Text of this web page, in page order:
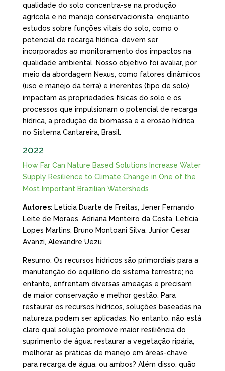
qualidade do solo concentra-se na produção
agrícola e no manejo conservacionista, enquanto
estudos sobre funções vitais do solo, como o
potencial de recarga hídrica, devem ser
incorporados ao monitoramento dos impactos na
qualidade ambiental. Nosso objetivo foi avaliar, por
meio da abordagem Nexus, como fatores dinâmicos
(uso e manejo da terra) e inerentes (tipo de solo)
impactam as propriedades físicas do solo e os
processos que impulsionam o potencial de recarga
hídrica, a produção de biomassa e a erosão hídrica
no Sistema Cantareira, Brasil.
2022
How Far Can Nature Based Solutions Increase Water
Supply Resilience to Climate Change in One of the
Most Important Brazilian Watersheds
Autores: Letícia Duarte de Freitas, Jener Fernando
Leite de Moraes, Adriana Monteiro da Costa, Letícia
Lopes Martins, Bruno Montoani Silva, Junior Cesar
Avanzi, Alexandre Uezu
Resumo: Os recursos hídricos são primordiais para a
manutenção do equilíbrio do sistema terrestre; no
entanto, enfrentam diversas ameaças e precisam
de maior conservação e melhor gestão. Para
restaurar os recursos hídricos, soluções baseadas na
natureza podem ser aplicadas. No entanto, não está
claro qual solução promove maior resiliência do
suprimento de água: restaurar a vegetação ripária,
melhorar as práticas de manejo em áreas-chave
para recarga de água, ou ambos? Além disso, quão